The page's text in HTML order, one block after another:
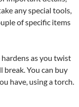
any special tools,
of specific items
hardens as you twist
You can buy
have, using a torch.